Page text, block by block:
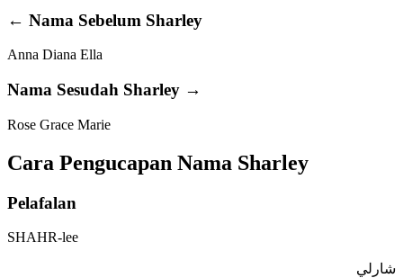
← Nama Sebelum Sharley
Anna Diana Ella
Nama Sesudah Sharley →
Rose Grace Marie
Cara Pengucapan Nama Sharley
Pelafalan
SHAHR-lee
شارلي